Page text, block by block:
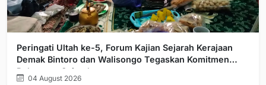
Peringati Ultah ke-5, Forum Kajian Sejarah Kerajaan
Demak Bintoro dan Walisongo Tegaskan Komitmen
Pelurusan Sejarah
04 August 2026